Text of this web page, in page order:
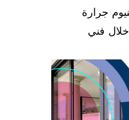
جرارة
فني